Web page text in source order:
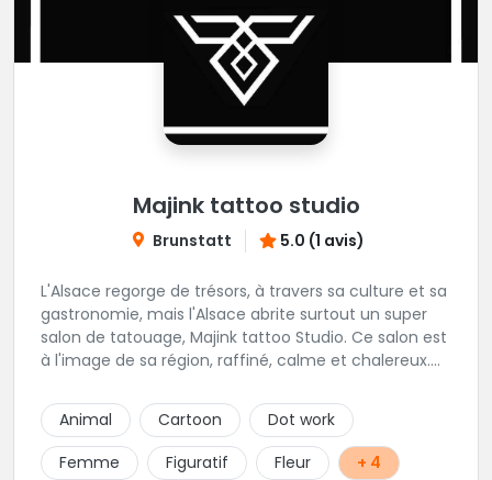
Majink tattoo studio
Brunstatt 5.0 (1 avis)
L'Alsace regorge de trésors, à travers sa culture et sa
gastronomie, mais l'Alsace abrite surtout un super
salon de tatouage, Majink tattoo Studio. Ce salon est
à l'image de sa région, raffiné, calme et chalereux.
découvrir son super shop !
Animal Cartoon
Dot work
Femme
Figuratif Fleur + 4